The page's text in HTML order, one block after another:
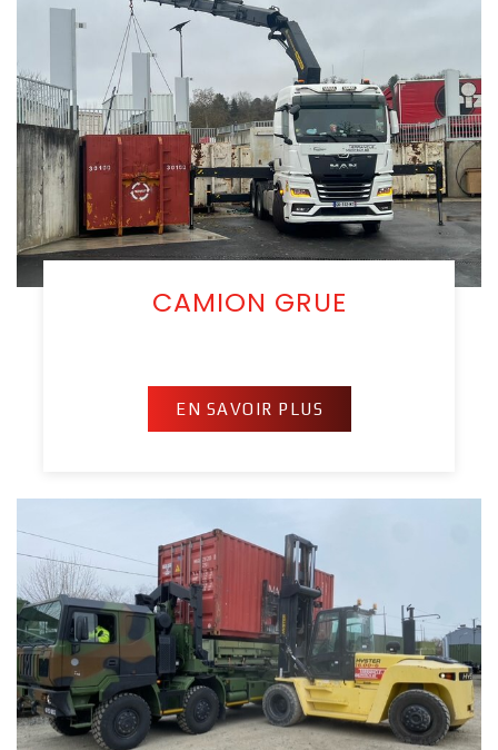
CAMION GRUE
EN SAVOIR PLUS